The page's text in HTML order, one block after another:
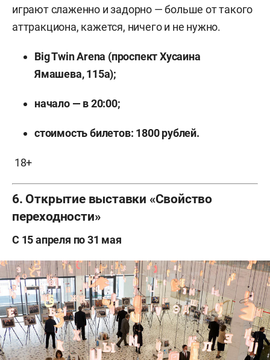
играют слаженно и задорно — больше от такого
аттракциона, кажется, ничего и не нужно.
BigTwinArena (проспект Хусаина
Ямашева, 115а);
начало — в20:00;
стоимость билетов: 1800 рублей.
18+
6. Открытие выставки «Свойство
переходности»
С 15 апреля по 31 мая